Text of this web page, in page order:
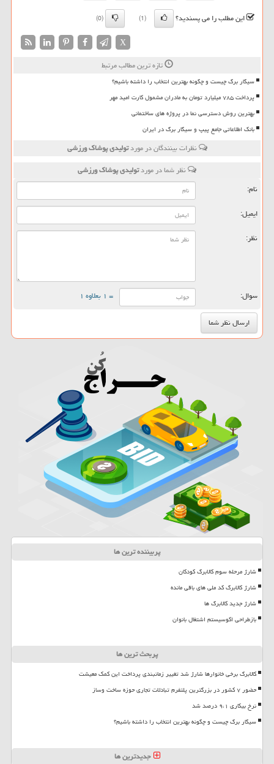
این مطلب را می پسندید؟
(1)
(0)
X
تازه ترین مطالب مرتبط
سیگار برگ چیست و چگونه بهترین انتخاب را داشته باشیم؟
پرداخت ۷۸۵ میلیارد تومان به مادران مشمول کارت امید مهر
بهترین روش دسترسی نما در پروژه های ساختمانی
بانک اطلاعاتی جامع پیپ و سیگار برگ در ایران
نظرات بینندگان در موردتولیدی پوشاك ورزشی
نظر شما در موردتولیدی پوشاك ورزشی
نام:
ایمیل:
نظر:
سوال: = ۱ بعلاوه ۱
پربیننده ترین ها
شارژ مرحله سوم کالابرگ کودکان
شارژ کالابرگ کد ملی های باقی مانده
شارژ جدید کالابرگ ها
بازطراحی اکوسیستم اشتغال بانوان
پربحث ترین ها
کالابرگ برخی خانوارها شارژ شد تغییر زمانبندی پرداخت این کمک معیشت
حضور ۷ کشور در بزرگترین پلتفرم تبادلات تجاری حوزه ساخت وساز
نرخ بیکاری ۹،۱ درصد شد
سیگار برگ چیست و چگونه بهترین انتخاب را داشته باشیم؟
جدیدترین ها